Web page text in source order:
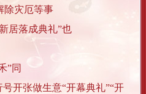
除灾厄等事
居落成典礼”也
”同
号开张做生意“开幕典礼”“开